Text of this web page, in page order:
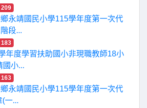
209
永靖國民小學115學年度第一次代
段...
183
年度學習扶助國小非現職教師18小
國小...
163
永靖國民小學115學年度第一次代
一...